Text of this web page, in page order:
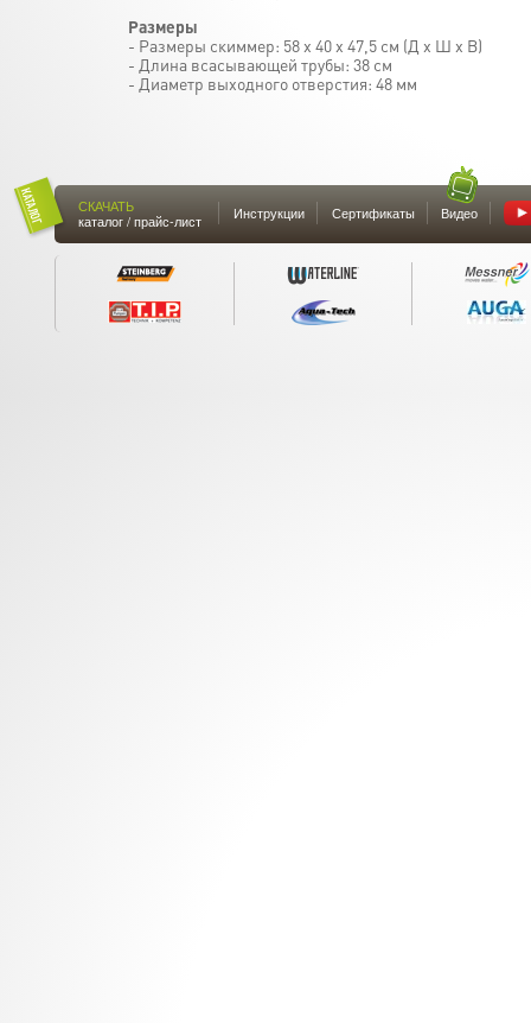
Размеры
- Размеры скиммер: 58 х 40 х 47,5 см (Д х Ш х В)
- Длина всасывающей трубы: 38 см
- Диаметр выходного отверстия: 48 мм
СКАЧАТЬ
каталог / прайс-лист
Инструкции Сертификаты Видео